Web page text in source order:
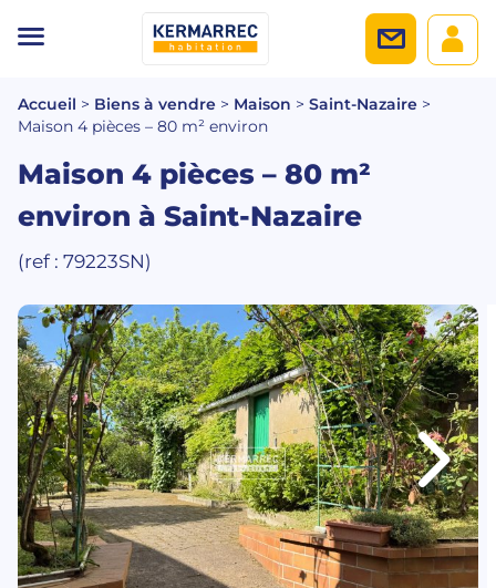
Accueil > Biens à vendre > Maison > Saint-Nazaire >
Maison 4 pièces – 80 m² environ
Maison 4 pièces – 80 m²
environ à Saint-Nazaire
(ref : 79223SN)